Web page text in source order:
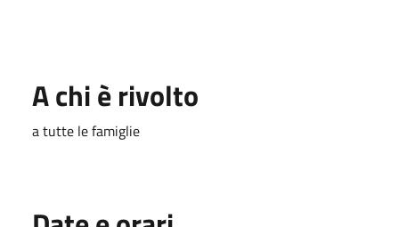
A chi è rivolto
a tutte le famiglie